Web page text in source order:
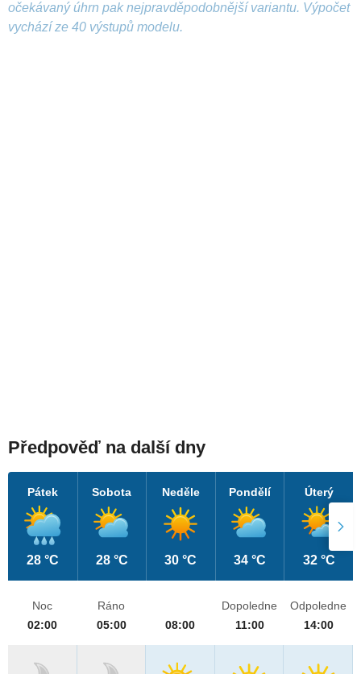
očekávaný úhrn pak nejpravděpodobnější variantu. Výpočet
vychází ze 40 výstupů modelu.
Předpověď na další dny
Pátek
28 °C
Sobota
28 °C
Neděle
30 °C
Pondělí
34 °C
Úterý
32 °C
Noc
02:00
Ráno
05:00
08:00
Dopoledne
11:00
Odpoledne
14:00